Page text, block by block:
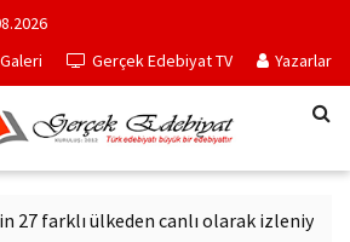
Gerçek Edebiyat TV Yazarlar
farklı ülkeden canlı olarak izleniyor